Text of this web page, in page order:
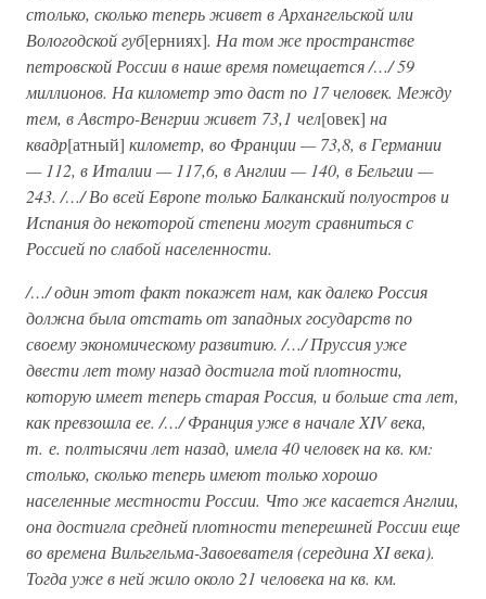
столько, сколько теперь живет в Архангельской или
Вологодской губ[ерниях]. На том же пространстве
петровской России в наше время помещается /…/ 59
миллионов. На километр это даст по 17 человек. Между
тем, в Австро-Венгрии живет 73,1 чел[овек] на
квадр[атный] километр, во Франции — 73,8, в Германии
— 112, в Италии — 117,6, в Англии — 140, в Бельгии —
243. /…/ Во всей Европе только Балканский полуостров и
Испания до некоторой степени могут сравниться с
Россией по слабой населенности.
/…/ один этот факт покажет нам, как далеко Россия
должна была отстать от западных государств по
своему экономическому развитию. /…/ Пруссия уже
двести лет тому назад достигла той плотности,
которую имеет теперь старая Россия, и больше ста лет,
как превзошла ее. /…/ Франция уже в начале XIV века,
т. е. полтысячи лет назад, имела 40 человек на кв. км:
столько, сколько теперь имеют только хорошо
населенные местности России. Что же касается Англии,
она достигла средней плотности теперешней России еще
во времена Вильгельма-Завоевателя (середина XI века).
Тогда уже в ней жило около 21 человека на кв. км.